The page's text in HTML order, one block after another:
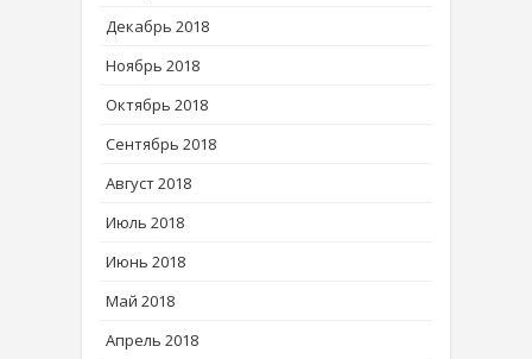
Декабрь 2018
Ноябрь 2018
Октябрь 2018
Сентябрь 2018
Август 2018
Июль 2018
Июнь 2018
Май 2018
Апрель 2018